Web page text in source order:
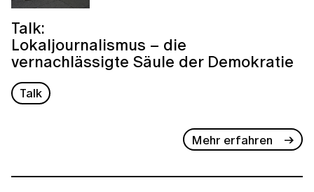
Talk:
Lokaljournalismus – die
vernachlässigte Säule der Demokratie
Talk
Mehr erfahren